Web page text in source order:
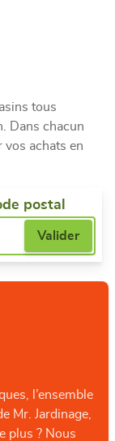
tous
Dans chacun
vos achats en
postal
l’ensemble
Mr. Jardinage,
plus ? Nous